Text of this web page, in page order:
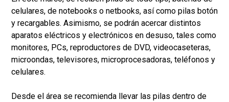
celulares, de notebooks o netbooks, así como pilas botón
y recargables. Asimismo, se podrán acercar distintos
aparatos eléctricos y electrónicos en desuso, tales como
monitores, PCs, reproductores de DVD, videocaseteras,
microondas, televisores, microprocesadoras, teléfonos y
celulares.
Desde el área se recomienda llevar las pilas dentro de